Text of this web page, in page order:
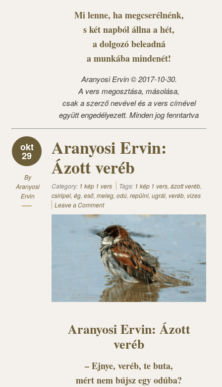
Mi lenne, ha megcserélnénk,
s két napból állna a hét,
a dolgozó beleadná
a munkába mindenét!
Aranyosi Ervin © 2017-10-30.
A vers megosztása, másolása,
csak a szerző nevével és a vers címével
együtt engedélyezett. Minden jog fenntartva
okt
29
By
Aranyosi
Ervin
Aranyosi Ervin:
Ázott veréb
Category: 1 kép 1 vers Tags: 1 kép 1 vers, ázott veréb,
csiripel, ég, eső, meleg, odú, repülni, ugrál, veréb, vizes
Leave a Comment
Aranyosi Ervin: Ázott
veréb
– Ejnye, veréb, te buta,
mért nem bújsz egy odúba?